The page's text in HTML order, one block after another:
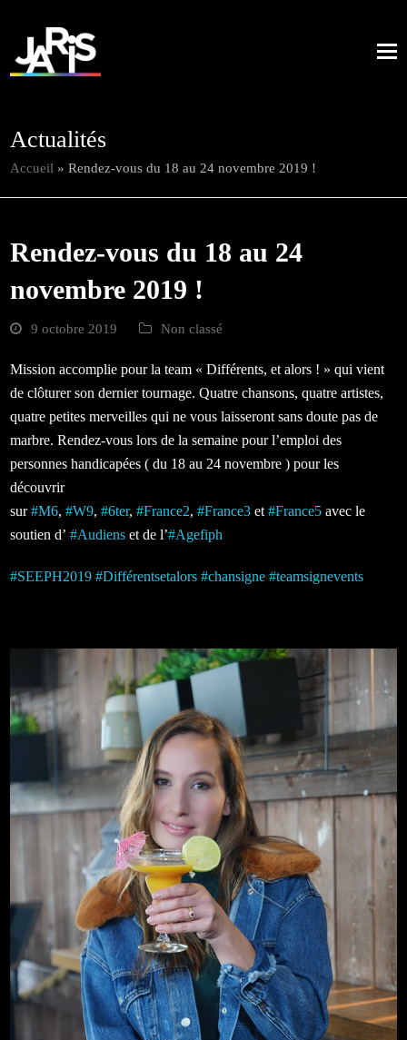
Actualités
Accueil »Rendez-vous du 18 au 24 novembre 2019 !
Rendez-vous du 18 au 24
novembre 2019 !
9 octobre 2019 Non classé
Mission accomplie pour la team « Différents, et alors ! » qui vient
de clôturer son dernier tournage. Quatre chansons, quatre artistes,
quatre petites merveilles qui ne vous laisseront sans doute pas de
marbre. Rendez-vous lors de la semaine pour l’emploi des
personnes handicapées ( du 18 au 24 novembre ) pour les
découvrir
sur#M6,#W9,#6ter,#France2,#France3 et#France5 avec le
soutien d’#Audiens et de l’#Agefiph
#SEEPH2019 #Différentsetalors #chansigne #teamsignevents